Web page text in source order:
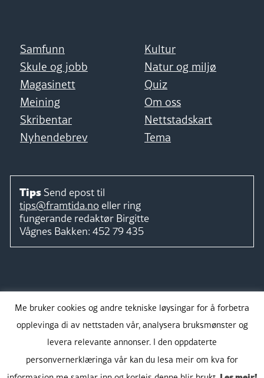
Samfunn
Kultur
Skule og jobb
Natur og miljø
Magasinett
Quiz
Meining
Om oss
Skribentar
Nettstadskart
Nyhendebrev
Tema
Tips Send epost til
tips@framtida.no eller ring
fungerande redaktør Birgitte
Vågnes Bakken: 452 79 435
Takk for støtta:
Me bruker cookies og andre tekniske løysingar for å forbetra
opplevinga di av nettstaden vår, analysera bruksmønster og
levera relevante annonser. I den oppdaterte
personvernerklæringa vår kan du lesa meir om kva for